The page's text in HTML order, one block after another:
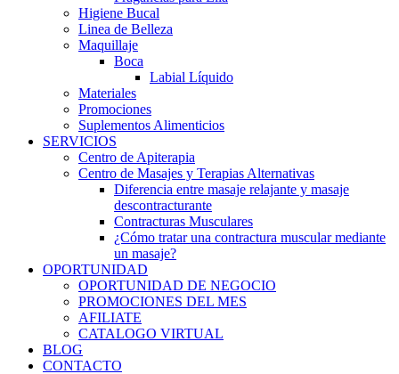
Higiene Bucal
Linea de Belleza
Maquillaje
Boca
Labial Líquido
Materiales
Promociones
Suplementos Alimenticios
SERVICIOS
Centro de Apiterapia
Centro de Masajes y Terapias Alternativas
Diferencia entre masaje relajante y masaje
descontracturante
Contracturas Musculares
¿Cómo tratar una contractura muscular mediante
un masaje?
OPORTUNIDAD
OPORTUNIDAD DE NEGOCIO
PROMOCIONES DEL MES
AFILIATE
CATALOGO VIRTUAL
BLOG
CONTACTO